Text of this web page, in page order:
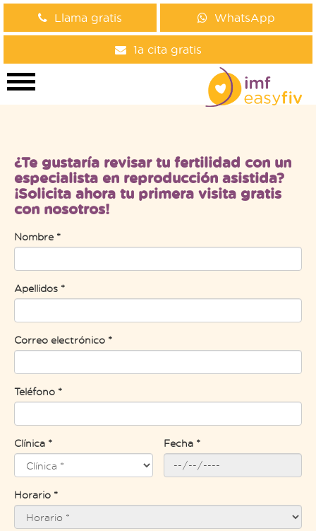
Llama gratis WhatsApp
1a cita gratis
¿Te gustaría revisar tu fertilidad con un
especialista en reproducción asistida?
¡Solicita ahora tu primera visita gratis
con nosotros!
Nombre *
Apellidos *
Correo electrónico *
Teléfono *
Clínica * Fecha *
Horario *